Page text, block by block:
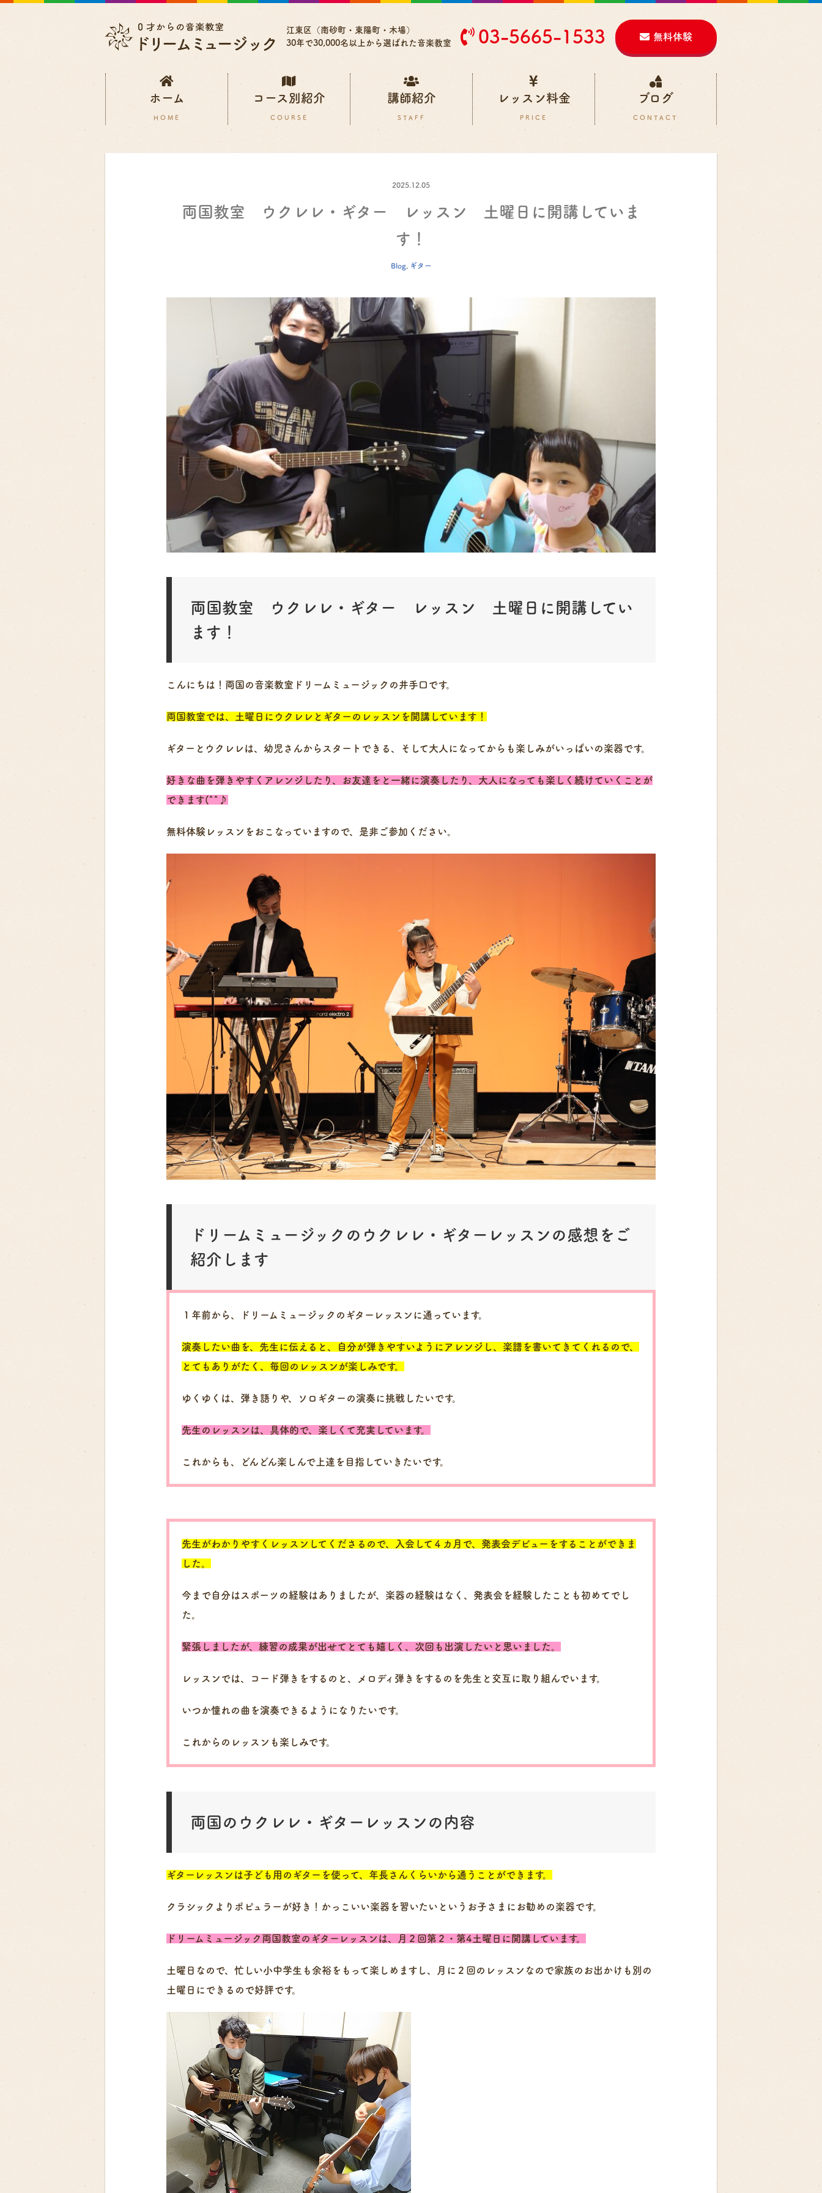
江東区（南砂町・東陽町・木場）
30年で30,000名以上から選ばれた音楽教室
03-5665-1533 無料体験
ホーム コース別紹介 講師紹介 レッスン料金 ブログ
2025.12.05
両国教室 ウクレレ・ギター レッスン 土曜日に開講していま
す！
Blog, ギター
両国教室 ウクレレ・ギター レッスン 土曜日に開講してい
ます！
こんにちは！両国の音楽教室ドリームミュージックの井手口です。
両国教室では、土曜日にウクレレとギターのレッスンを開講しています！
ギターとウクレレは、幼児さんからスタートできる、そして大人になってからも楽しみがいっぱいの楽器です。
好きな曲を弾きやすくアレンジしたり、お友達をと一緒に演奏したり、大人になっても楽しく続けていくことが
できます(^^♪
無料体験レッスンをおこなっていますので、是非ご参加ください。
ドリームミュージックのウクレレ・ギターレッスンの感想をご
紹介します
１年前から、ドリームミュージックのギターレッスンに通っています。
演奏したい曲を、先生に伝えると、自分が弾きやすいようにアレンジし、楽譜を書いてきてくれるので、
とてもありがたく、毎回のレッスンが楽しみです。
ゆくゆくは、弾き語りや、ソロギターの演奏に挑戦したいです。
先生のレッスンは、具体的で、楽しくて充実しています。
これからも、どんどん楽しんで上達を目指していきたいです。
先生がわかりやすくレッスンしてくださるので、入会して４カ月で、発表会デビューをすることができま
した。
今まで自分はスポーツの経験はありましたが、楽器の経験はなく、発表会を経験したことも初めてでし
た。
緊張しましたが、練習の成果が出せてとても嬉しく、次回も出演したいと思いました。
レッスンでは、コード弾きをするのと、メロディ弾きをするのを先生と交互に取り組んでいます。
いつか憧れの曲を演奏できるようになりたいです。
これからのレッスンも楽しみです。
両国のウクレレ・ギターレッスンの内容
ギターレッスンは子ども用のギターを使って、年長さんくらいから通うことができます。
クラシックよりポピュラーが好き！かっこいい楽器を習いたいというお子さまにお勧めの楽器です。
ドリームミュージック両国教室のギターレッスンは、月２回第２・第4土曜日に開講しています。
土曜日なので、忙しい小中学生も余裕をもって楽しめますし、月に２回のレッスンなので家族のお出かけも別の
土曜日にできるので好評です。